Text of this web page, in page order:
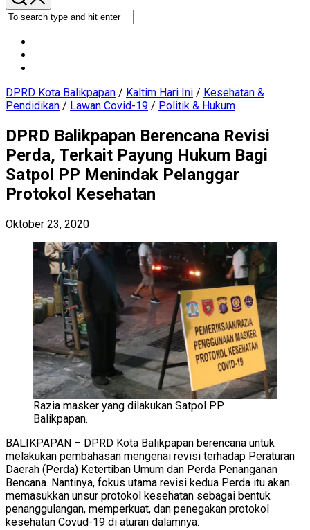
DPRD Kota Balikpapan / Kaltim Hari Ini / Kesehatan &
Pendidikan / Lawan Covid-19 / Politik & Hukum
DPRD Balikpapan Berencana Revisi
Perda, Terkait Payung Hukum Bagi
Satpol PP Menindak Pelanggar
Protokol Kesehatan
Oktober 23, 2020
Razia masker yang dilakukan Satpol PP
Balikpapan.
BALIKPAPAN – DPRD Kota Balikpapan berencana untuk
melakukan pembahasan mengenai revisi terhadap Peraturan
Daerah (Perda) Ketertiban Umum dan Perda Penanganan
Bencana. Nantinya, fokus utama revisi kedua Perda itu akan
memasukkan unsur protokol kesehatan sebagai bentuk
penanggulangan, memperkuat, dan penegakan protokol
kesehatan Covud-19 di aturan dalamnya.